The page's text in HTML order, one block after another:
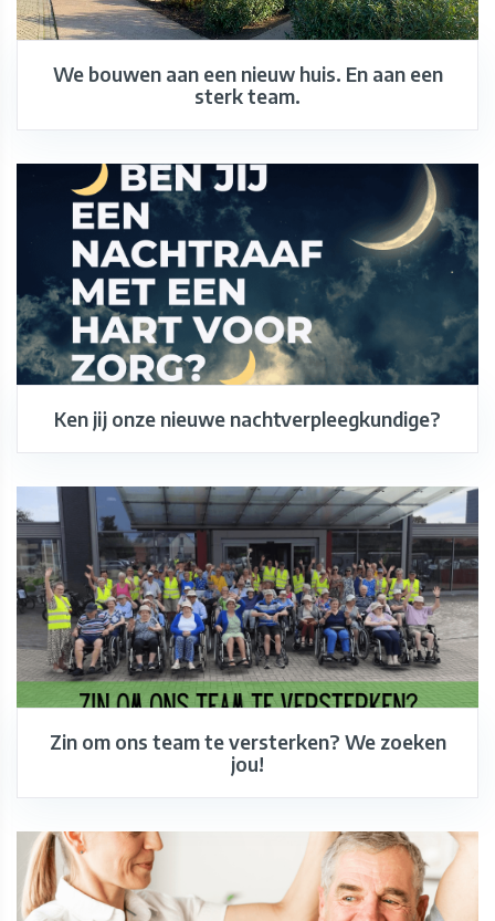
We bouwen aan een nieuw huis. En aan een
sterk team.
Ken jij onze nieuwe nachtverpleegkundige?
Zin om ons team te versterken? We zoeken
jou!